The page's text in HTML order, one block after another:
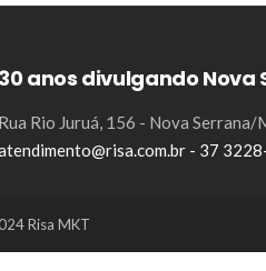
30 anos divulgando Nova
Rua Rio Juruá, 156 - Nova Serrana/
- 37
Risa MKT